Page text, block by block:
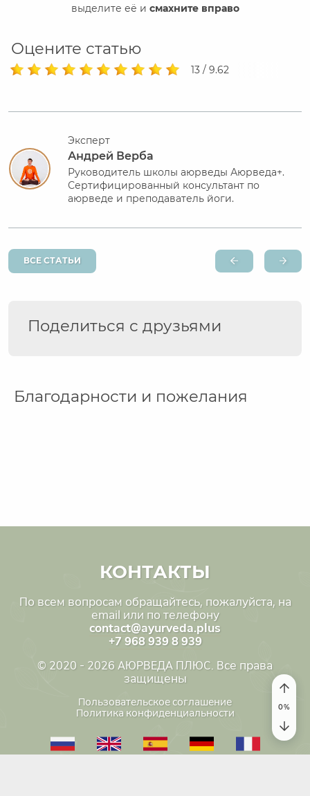
выделите её и смахните вправо
Оцените статью
13 / 9.62
Эксперт
Андрей Верба
Руководитель школы аюрведы Аюрведа+.
Сертифицированный консультант по
аюрведе и преподаватель йоги.
ВСЕ СТАТЬИ
Поделиться с друзьями
Благодарности и пожелания
КОНТАКТЫ
По всем вопросам обращайтесь, пожалуйста, на
email или по телефону
contact@ayurveda.plus
+7 968 939 8 939
© 2020 - 2026 АЮРВЕДА ПЛЮС. Все права
защищены
Пользовательское соглашение
Политика конфиденциальности